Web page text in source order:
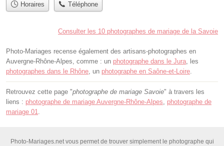
Horaires Téléphone
Consulter les 10 photographes de mariage de la Savoie
Photo-Mariages recense également des artisans-photographes en
Auvergne-Rhône-Alpes, comme : un photographe dans le Jura , les
photographes dans le Rhône , un photographe en Saône-et-Loire
Retrouvez cette page "photographe de mariage Savoie" à travers les
liens : photographe de mariage Auvergne-Rhône-Alpes
photographe de
mariage 01
Photo-Mariages.net vous permet de trouver simplement le photographe qui